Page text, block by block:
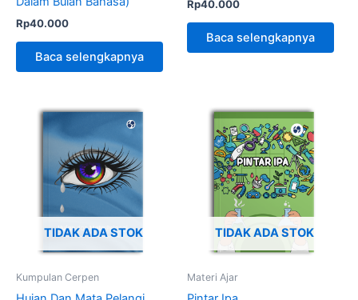
Rp40.000
Baca selengkapnya
Rp40.000
Baca selengkapnya
TIDAK ADA STOK
Kumpulan Cerpen
TIDAK ADA STOK
Materi Ajar